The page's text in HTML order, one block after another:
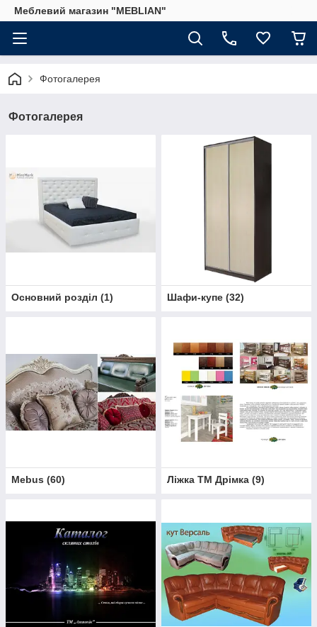
Меблевий магазин "MEBLIAN"
Фотогалерея
Фотогалерея
Основний розділ (1) Шафи-купе (32)
Mebus (60) Ліжка ТМ Дрімка (9)